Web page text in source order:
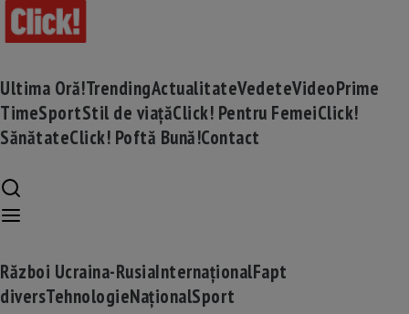
Ultima Oră!TrendingActualitateVedeteVideoPrime
TimeSportStil de viațăClick! Pentru FemeiClick!
SănătateClick! Poftă Bună!Contact
Război Ucraina-RusiaInternaționalFapt
diversTehnologieNaționalSport